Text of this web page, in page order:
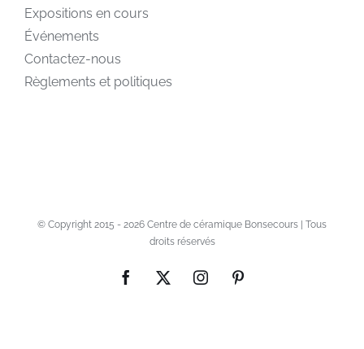
Expositions en cours
Événements
Contactez-nous
Règlements et politiques
© Copyright 2015 - 2026 Centre de céramique Bonsecours | Tous
droits réservés
Facebook
X InstagramPinterest